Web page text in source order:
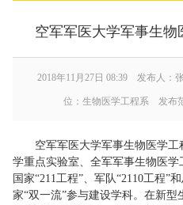
空军军医大学军事生
2018年11月27日 08:39 发布人
位：生物医学工程系 发布
空军军医大学军事生物医学
学重点实验室、全军军事生物医学
国家“211工程”、军队“2110工程”
家“双一流”参与建设学科。在新型